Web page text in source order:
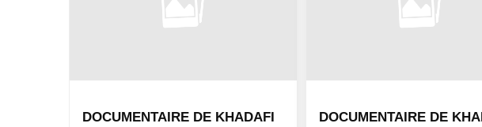
DOCUMENTAIRE DE KHADAFI
DOCUMENTAIRE DE